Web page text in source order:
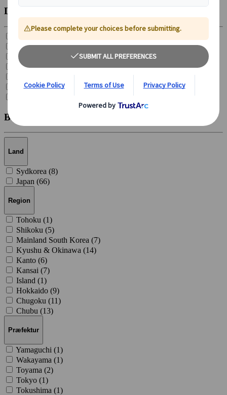
Destinationstype
Varme kilder (
Skisportssteder (3)
Naturlige interessepunkter (20)
Nationalparker (4)
Byer og landsbyer (
)
Beliggenhed
Land
Sydkorea (8)
Japan (66)
Region
Tohoku (1)
Shikoku (5)
Mainland South Korea (7)
Kyushu & Okinawa (14)
Kanto (6)
Kansai (7)
Island (1)
Hokkaido (9)
Chugoku (11)
Chubu (13)
Præfektur
Yamaguchi (1)
Wakayama (1)
Toyama (2)
Tokyo (1)
Tokushima (1)